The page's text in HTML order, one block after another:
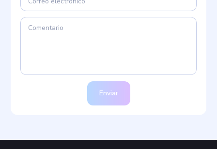
Enviar